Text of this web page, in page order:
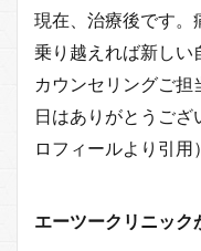
現在、治療後です。
乗り越えれば新しい
カウンセリングご
日はありがとうご
ロフィールより引用）
エーツークリニック